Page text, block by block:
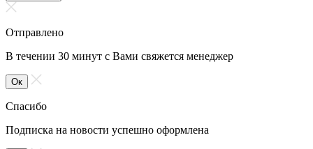
Отправлено
В течении 30 минут с Вами свяжется менеджер
Ок
Спасибо
Подписка на новости успешно оформлена